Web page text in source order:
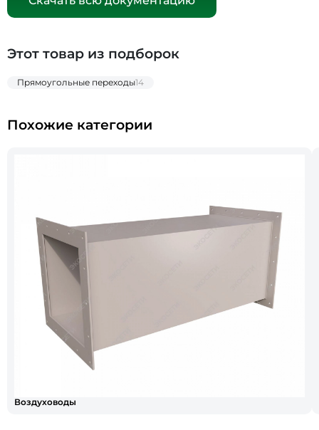
Этот товар из подборок
Прямоугольные переходы14
Похожие категории
Воздуховоды